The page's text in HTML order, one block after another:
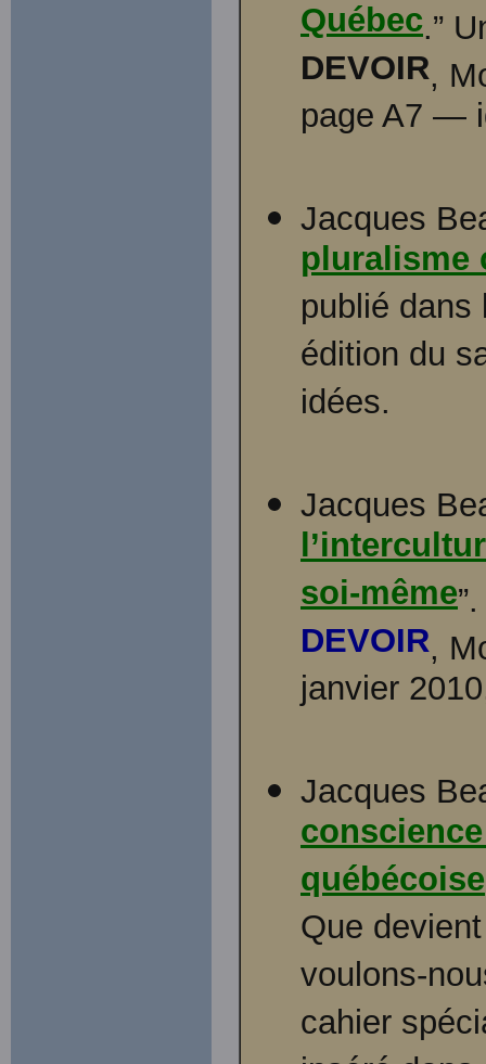
Québec.”
DEVOIR,
page A7 —
Jacques
pluralisme
publié
édition du
idées.
Jacques
soi-même
DEVOIR,
janvier
Jacques
québécoise
Que
voulons-
cahier